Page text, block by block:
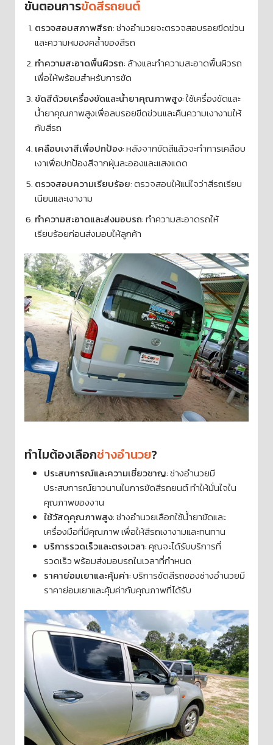
ขั้นตอนการขัดสีรถยนต์
ตรวจสอบสภาพสีรถ: ช่างอำนวยจะตรวจสอบรอยขีดข่วน
และความหมองคล้ำของสีรถ
ทำความสะอาดพื้นผิวรถ: ล้างและทำความสะอาดพื้นผิวรถ
เพื่อให้พร้อมสำหรับการขัด
ขัดสีด้วยเครื่องขัดและน้ำยาคุณภาพสูง: ใช้เครื่องขัดและ
น้ำยาคุณภาพสูงเพื่อลบรอยขีดข่วนและคืนความเงางามให้
กับสีรถ
เคลือบเงาสีเพื่อปกป้อง: หลังจากขัดสีแล้วจะทำการเคลือบ
เงาเพื่อปกป้องสีจากฝุ่นละอองและแสงแดด
ตรวจสอบความเรียบร้อย: ตรวจสอบให้แน่ใจว่าสีรถเรียบ
เนียนและเงางาม
ทำความสะอาดและส่งมอบรถ: ทำความสะอาดรถให้
เรียบร้อยก่อนส่งมอบให้ลูกค้า
ทำไมต้องเลือกช่างอำนวย?
ประสบการณ์และความเชี่ยวชาญ: ช่างอำนวยมี
ประสบการณ์ยาวนานในการขัดสีรถยนต์ ทำให้มั่นใจใน
คุณภาพของงาน
ใช้วัสดุคุณภาพสูง: ช่างอำนวยเลือกใช้น้ำยาขัดและ
เครื่องมือที่มีคุณภาพ เพื่อให้สีรถเงางามและทนทาน
บริการรวดเร็วและตรงเวลา: คุณจะได้รับบริการที่
รวดเร็ว พร้อมส่งมอบรถในเวลาที่กำหนด
ราคาย่อมเยาและคุ้มค่า: บริการขัดสีรถของช่างอำนวยมี
ราคาย่อมเยาและคุ้มค่ากับคุณภาพที่ได้รับ